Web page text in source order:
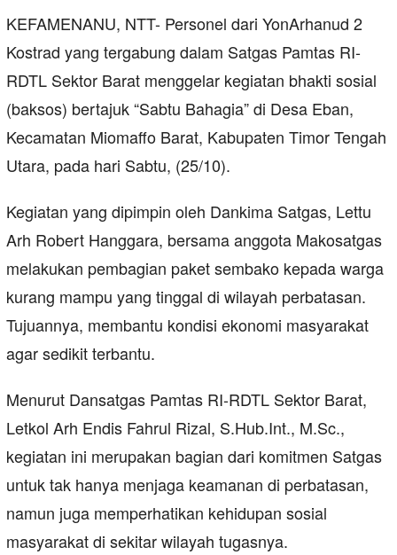
KEFAMENANU, NTT- Personel dari YonArhanud 2
Kostrad yang tergabung dalam Satgas Pamtas RI-
RDTL Sektor Barat menggelar kegiatan bhakti sosial
(baksos) bertajuk “Sabtu Bahagia” di Desa Eban,
Kecamatan Miomaffo Barat, Kabupaten Timor Tengah
Utara, pada hari Sabtu, (25/10).
Kegiatan yang dipimpin oleh Dankima Satgas, Lettu
Arh Robert Hanggara, bersama anggota Makosatgas
melakukan pembagian paket sembako kepada warga
kurang mampu yang tinggal di wilayah perbatasan.
Tujuannya, membantu kondisi ekonomi masyarakat
agar sedikit terbantu.
Menurut Dansatgas Pamtas RI-RDTL Sektor Barat,
Letkol Arh Endis Fahrul Rizal, S.Hub.Int., M.Sc.,
kegiatan ini merupakan bagian dari komitmen Satgas
untuk tak hanya menjaga keamanan di perbatasan,
namun juga memperhatikan kehidupan sosial
masyarakat di sekitar wilayah tugasnya.